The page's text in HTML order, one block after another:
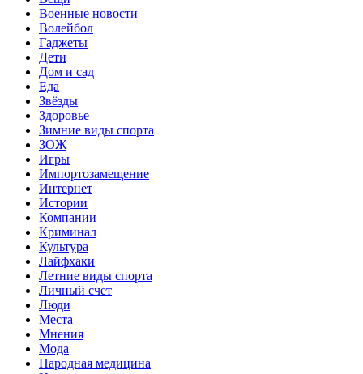
Военные новости
Волейбол
Гаджеты
Дети
Дом и сад
Еда
Звёзды
Здоровье
Зимние виды спорта
ЗОЖ
Игры
Импортозамещение
Интернет
Истории
Компании
Криминал
Культура
Лайфхаки
Летние виды спорта
Личный счет
Люди
Места
Мнения
Мода
Народная медицина